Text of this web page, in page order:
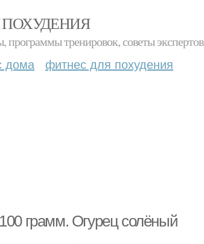
тренировок, советы экспертов
дома фитнес для похудения
грамм. Огурец солёный